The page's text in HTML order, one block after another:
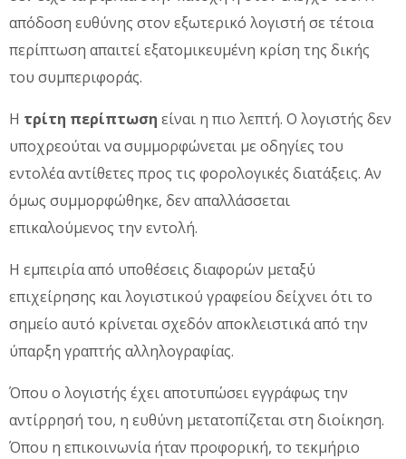
απόδοση ευθύνης στον εξωτερικό λογιστή σε τέτοια
περίπτωση απαιτεί εξατομικευμένη κρίση της δικής
του συμπεριφοράς.
Η τρίτη περίπτωση είναι η πιο λεπτή. Ο λογιστής δεν
υποχρεούται να συμμορφώνεται με οδηγίες του
εντολέα αντίθετες προς τις φορολογικές διατάξεις. Αν
όμως συμμορφώθηκε, δεν απαλλάσσεται
επικαλούμενος την εντολή.
Η εμπειρία από υποθέσεις διαφορών μεταξύ
επιχείρησης και λογιστικού γραφείου δείχνει ότι το
σημείο αυτό κρίνεται σχεδόν αποκλειστικά από την
ύπαρξη γραπτής αλληλογραφίας.
Όπου ο λογιστής έχει αποτυπώσει εγγράφως την
αντίρρησή του, η ευθύνη μετατοπίζεται στη διοίκηση.
Όπου η επικοινωνία ήταν προφορική, το τεκμήριο